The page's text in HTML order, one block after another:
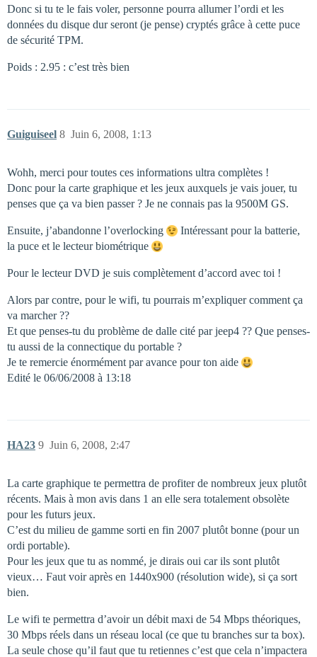
Donc si tu te le fais voler, personne pourra allumer l’ordi et les
données du disque dur seront (je pense) cryptés grâce à cette puce
de sécurité TPM.
Poids : 2.95 : c’est très bien
Guiguiseel Juin 6, 2008, 1:13
8
Wohh, merci pour toutes ces informations ultra complètes !
Donc pour la carte graphique et les jeux auxquels je vais jouer, tu
penses que ça va bien passer ? Je ne connais pas la 9500M GS.
Ensuite, j’abandonne l’overlocking
Intéressant pour la batterie,
la puce et le lecteur biométrique
Pour le lecteur DVD je suis complètement d’accord avec toi !
Alors par contre, pour le wifi, tu pourrais m’expliquer comment ça
va marcher ??
Et que penses-tu du problème de dalle cité par jeep4 ?? Que penses-
tu aussi de la connectique du portable ?
Je te remercie énormément par avance pour ton aide
Edité le 06/06/2008 à 13:18
HA23 Juin 6, 2008, 2:47
9
La carte graphique te permettra de profiter de nombreux jeux plutôt
récents. Mais à mon avis dans 1 an elle sera totalement obsolète
pour les futurs jeux.
C’est du milieu de gamme sorti en fin 2007 plutôt bonne (pour un
ordi portable).
Pour les jeux que tu as nommé, je dirais oui car ils sont plutôt
vieux… Faut voir après en 1440x900 (résolution wide), si ça sort
bien.
Le wifi te permettra d’avoir un débit maxi de 54 Mbps théoriques,
30 Mbps réels dans un réseau local (ce que tu branches sur ta box).
La seule chose qu’il faut que tu retiennes c’est que cela n’impactera